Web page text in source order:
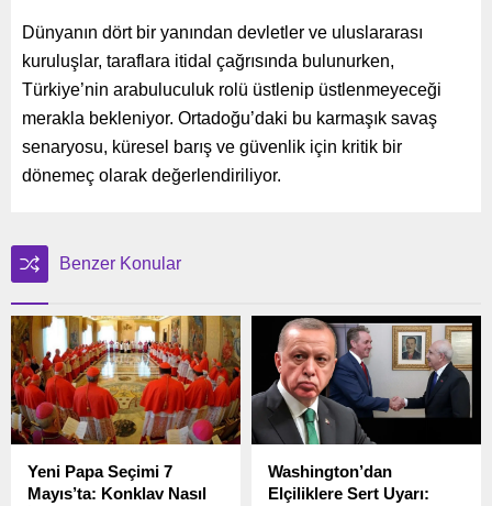
Dünyanın dört bir yanından devletler ve uluslararası
kuruluşlar, taraflara itidal çağrısında bulunurken,
Türkiye’nin arabuluculuk rolü üstlenip üstlenmeyeceği
merakla bekleniyor. Ortadoğu’daki bu karmaşık savaş
senaryosu, küresel barış ve güvenlik için kritik bir
dönemeç olarak değerlendiriliyor.
Benzer Konular
Yeni Papa Seçimi 7
Mayıs’ta: Konklav Nasıl
Washington’dan
Elçiliklere Sert Uyarı: